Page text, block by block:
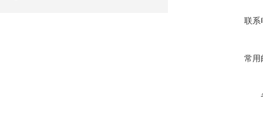
联系
常用